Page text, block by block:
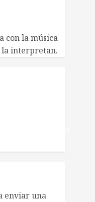
con la música
la interpretan.
enviar una